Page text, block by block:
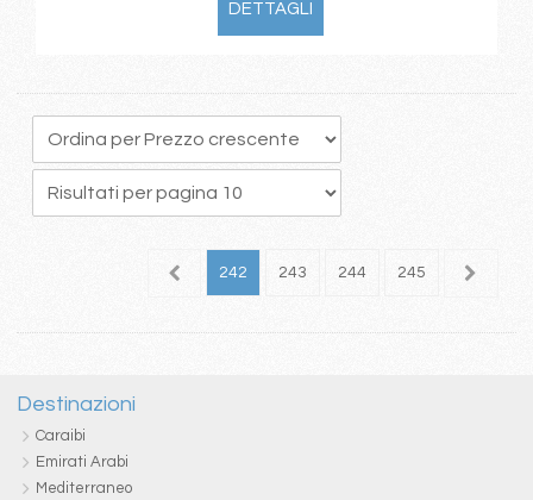
DETTAGLI
241 242 243 244 245 246
Destinazioni
Caraibi
Emirati Arabi
Mediterraneo